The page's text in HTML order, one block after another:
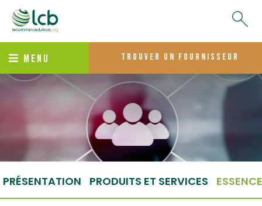
MENU trouver un fournisseur
PRÉSENTATION PRODUITS ET SERVICES